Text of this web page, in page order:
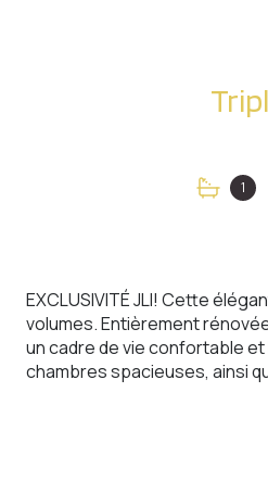
1
EXCLUSIVITÉ JLI! Cette
volumes. Entièrement
un cadre de vie confortable
chambres spacieuses, ainsi
bénéficie d'un chauffage au
une agréable terrasse de 30